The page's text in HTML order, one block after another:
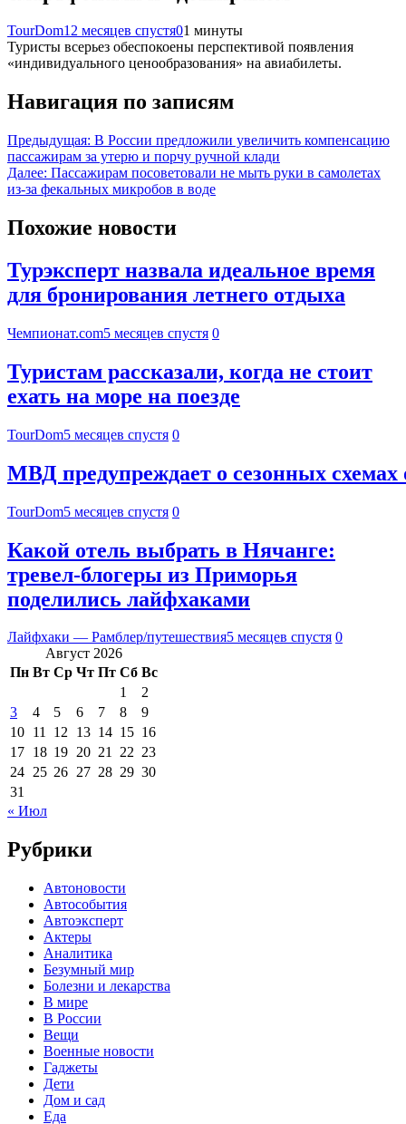
TourDom12 месяцев спустя01 минуты
Туристы всерьез обеспокоены перспективой появления
«индивидуального ценообразования» на авиабилеты.
Навигация по записям
Предыдущая: В России предложили увеличить компенсацию
пассажирам за утерю и порчу ручной клади
Далее: Пассажирам посоветовали не мыть руки в самолетах
из-за фекальных микробов в воде
Похожие новости
Турэксперт назвала идеальное время
для бронирования летнего отдыха
Чемпионат.com5 месяцев спустя 0
Туристам рассказали, когда не стоит
ехать на море на поезде
TourDom5 месяцев спустя 0
МВД предупреждает о сезонных
TourDom5 месяцев спустя 0
Какой отель выбрать в Нячанге:
тревел-блогеры из Приморья
поделились лайфхаками
Лайфхаки — Рамблер/путешествия5 месяцев спустя 0
Август 2026
Пн Вт Ср Чт Пт Сб Вс
1
2
3
4 5 6 7 8
9
10 11 12 13 14 15 16
17 18 19 20 21 22 23
24 25 26 27 28 29 30
31
« Июл
Рубрики
Автоновости
Автособытия
Автоэксперт
Актеры
Аналитика
Безумный мир
Болезни и лекарства
В мире
В России
Вещи
Военные новости
Гаджеты
Дети
Дом и сад
Еда